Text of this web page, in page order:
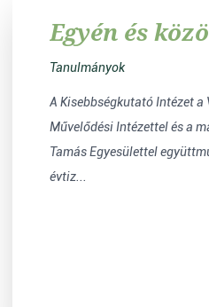
Egyén és
Tanulmányok
A Kisebbségkutató Intézet
Művelődési Intézettel és a
Tamás Egyesülettel
évtiz...